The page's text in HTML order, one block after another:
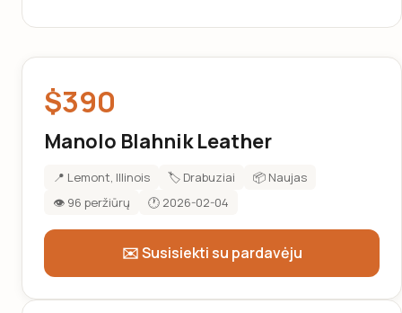
$390
Manolo Blahnik Leather
📍 Lemont, Illinois 🏷️ Drabuziai
📦 Naujas
👁️ 96 peržiūrų
🕐 2026-02-04
✉️ Susisiekti su pardavėju